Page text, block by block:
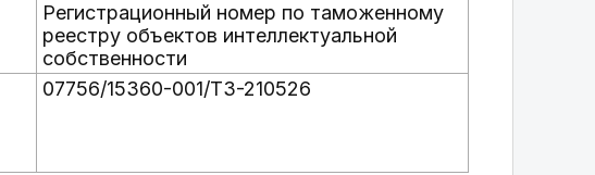
Регистрационный номер по таможенному
реестру объектов интеллектуальной
собственности
07756/15360-001/ТЗ-210526